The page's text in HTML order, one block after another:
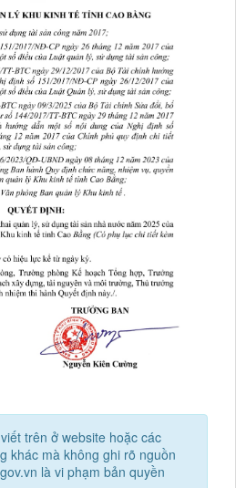
trên ở website hoặc các
khác mà không ghi rõ nguồn
là vi phạm bản quyền